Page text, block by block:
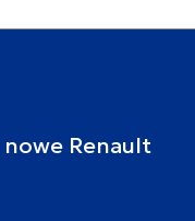
nowe Renault